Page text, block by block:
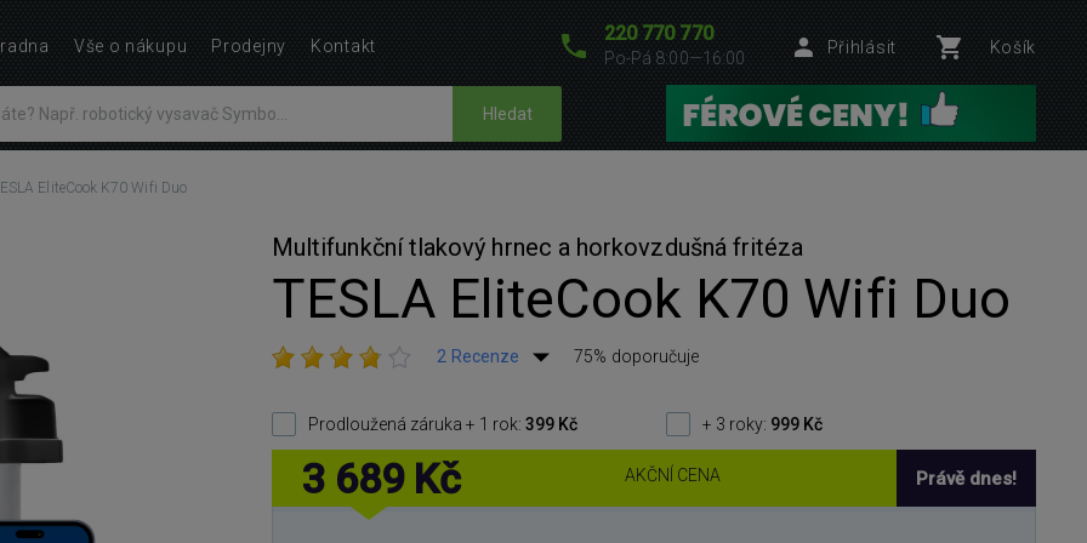
220 770 770
Po-Pá 8:00—16:00
Přihlásit Košík
Hledat
EliteCook K70 Wifi Duo
Multifunkční tlakový hrnec a horkovzdušná fritéza
TESLA EliteCook K70 Wifi Duo
2 Recenze 75% doporučuje
Prodloužená záruka + 1 rok: 399 Kč + 3 roky: 999 Kč
3 689 Kč AKČNÍ CENA Právě dnes!
Vše o nákupu Prodejny Kontakt